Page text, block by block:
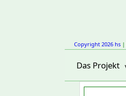
Copyright 2026 hs |
Das Projekt